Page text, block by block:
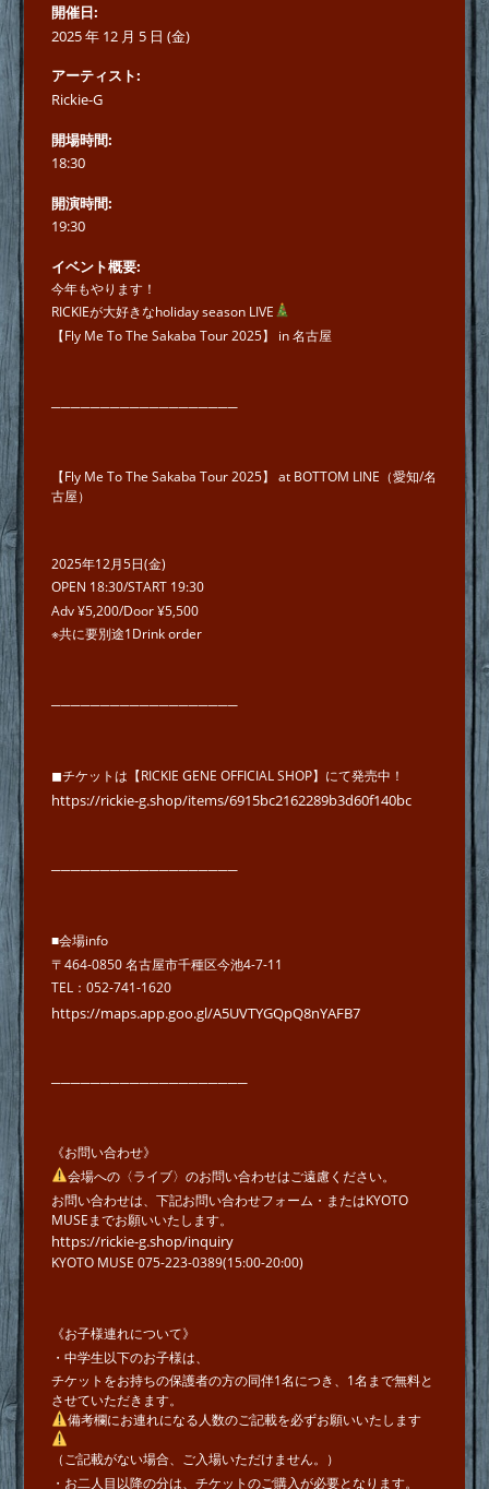
開催日
2025 年 12 月 5 日 (金)
アーティスト
Rickie-G
開場時間
18:30
開演時間
19:30
イベント概要
今年もやります！
RICKIEが大好きなholiday season LIVE
【Fly Me To The Sakaba Tour 2025】 in 名古屋
───────────────────
【Fly Me To The Sakaba Tour 2025】 at BOTTOM LINE（愛知/名
古屋）
2025年12月5日(金)
OPEN 18:30/START 19:30
Adv ¥5,200/Door ¥5,500
※共に要別途1Drink order
───────────────────
◼︎チケットは【RICKIE GENE OFFICIAL SHOP】にて発売中！
https://rickie-g.shop/items/6915bc2162289b3d60f140bc
───────────────────
■会場info
〒464-0850 名古屋市千種区今池4-7-11
TEL：052-741-1620
https://maps.app.goo.gl/A5UVTYGQpQ8nYAFB7
────────────────────
《お問い合わせ》
会場への〈ライブ〉のお問い合わせはご遠慮ください。
お問い合わせは、下記お問い合わせフォーム・またはKYOTO
MUSEまでお願いいたします。
https://rickie-g.shop/inquiry
KYOTO MUSE 075-223-0389(15:00-20:00)
《お子様連れについて》
・中学生以下のお子様は、
チケットをお持ちの保護者の方の同伴1名につき、1名まで無料と
させていただきます。
備考欄にお連れになる人数のご記載を必ずお願いいたします
（ご記載がない場合、ご入場いただけません。）
・お二人目以降の分は、チケットのご購入が必要となります。